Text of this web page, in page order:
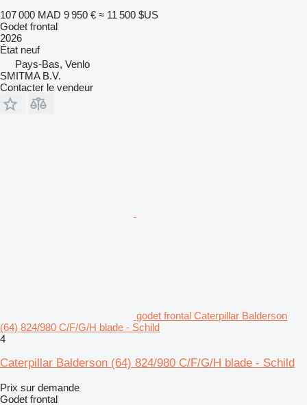
107 000 MAD 9 950 € ≈ 11 500 $US
Godet frontal
2026
État neuf
Pays-Bas, Venlo
SMITMA B.V.
Contacter le vendeur
godet frontal Caterpillar Balderson
(64) 824/980 C/F/G/H blade - Schild
4
Caterpillar Balderson (64) 824/980 C/F/G/H blade - Schild
Prix sur demande
Godet frontal